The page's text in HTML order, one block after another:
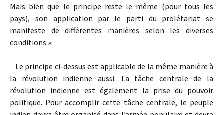
Mais bien que le principe reste le même (pour tous les
pays), son application par le parti du prolétariat se
manifeste de différentes manières selon les diverses
conditions ».
Le principe ci-dessus est applicable de la même manière à
la révolution indienne aussi. La tâche centrale de la
révolution indienne est également la prise du pouvoir
politique. Pour accomplir cette tâche centrale, le peuple